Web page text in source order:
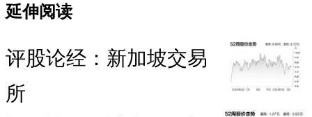
延伸阅读
评股论经：新加坡交易
所